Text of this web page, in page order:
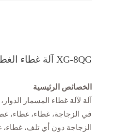
XG-8QG آلة غطاء الغطاء ذاتية التشغيل بالكامل من الفولاذ المقاوم للصدأ
الخصائص الرئيسية
آلة لآلة غطاء المسمار
في الزجاجة، غطاء، غطاء،